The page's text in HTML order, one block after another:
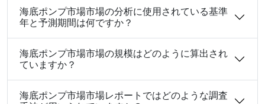
海底ポンプ市場市場の分析に使用されている基準
年と予測期間は何ですか？
海底ポンプ市場市場の規模はどのように算出され
ていますか？
海底ポンプ市場市場レポートではどのような調査